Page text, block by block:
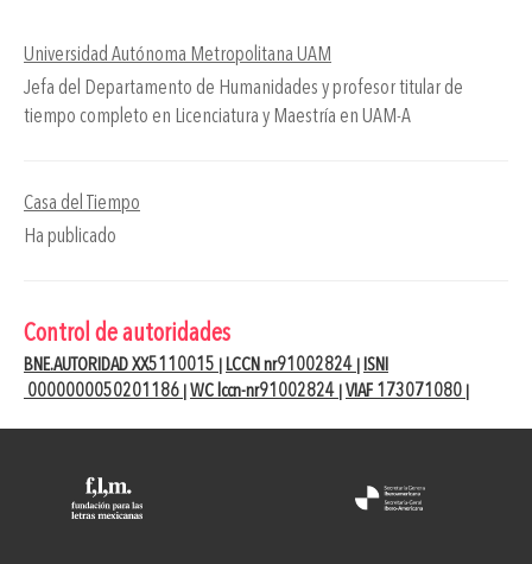
Universidad Autónoma Metropolitana UAM
Jefa del Departamento de Humanidades y profesor titular de
tiempo completo en Licenciatura y Maestría en UAM-A
Casa del Tiempo
Ha publicado
Control de autoridades
BNE.AUTORIDAD XX5110015 LCCN nr91002824
ISNI
0000000050201186 WC lccn-nr91002824 VIAF 173071080